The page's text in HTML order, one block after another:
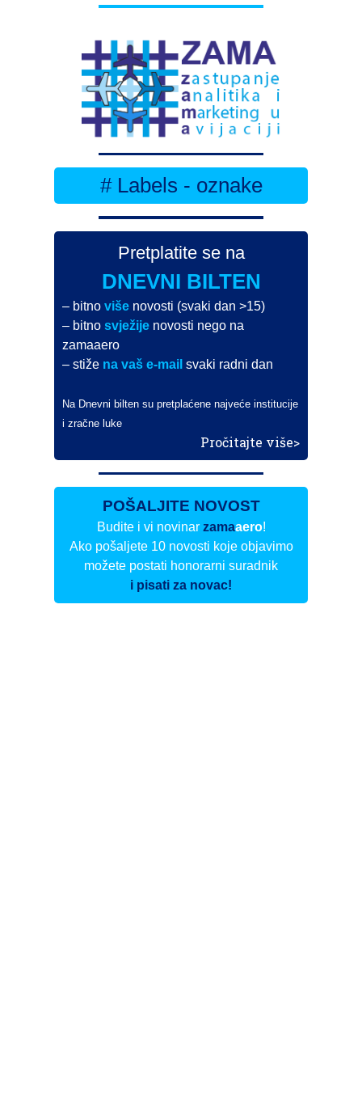
# Labels - oznake
Pretplatite se na
DNEVNI BILTEN
– bitnoviše novosti (svaki dan >15)
– bitnosvježije novosti nego na
zamaaero
– stiže na vaš e-mail svaki radni dan
Na Dnevni bilten su pretplaćene najveće institucije
i zračne luke
Pročitajte više>
POŠALJITE NOVOST
Budite i vi novinar zamaaero!
Ako pošaljete 10 novosti koje objavimo
možete postati honorarni suradnik
i pisati za novac!